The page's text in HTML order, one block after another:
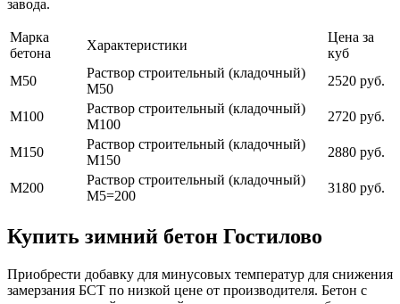
завода.
Марка
бетона
Характеристики
Цена за
куб
М50
Раствор строительный (кладочный)
М50
2520 руб.
М100
Раствор строительный (кладочный)
М100
2720 руб.
М150
Раствор строительный (кладочный)
М150
2880 руб.
М200
Раствор строительный (кладочный)
М5=200
3180 руб.
Купить зимний бетон Гостилово
Приобрести добавку для минусовых температур для снижения
замерзания БСТ по низкой цене от производителя. Бетон с